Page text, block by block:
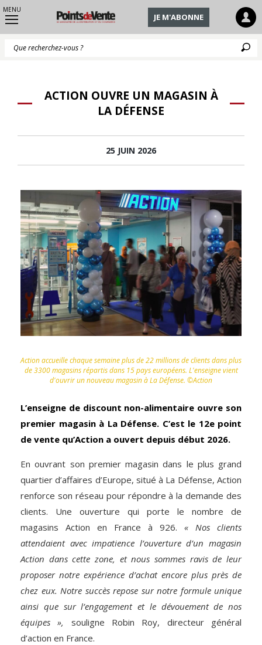
MENU
JE M'ABONNE
ACTION OUVRE UN MAGASIN À
LA DÉFENSE
25 JUIN 2026
Action accueille chaque semaine plus de 22 millions de clients dans plus
de 3300 magasins répartis dans 15 pays européens. L'enseigne vient
d'ouvrir un nouveau magasin à La Défense. ©Action
L’enseigne de discount non-alimentaire ouvre son
premier magasin à La Défense. C’est le 12e point
de vente qu’Action a ouvert depuis début 2026.
En ouvrant son premier magasin dans le plus grand
quartier d’affaires d’Europe, situé à La Défense, Action
renforce son réseau pour répondre à la demande des
clients. Une ouverture qui porte le nombre de
magasins Action en France à 926. « Nos clients
attendaient avec impatience l’ouverture d’un magasin
Action dans cette zone, et nous sommes ravis de leur
proposer notre expérience d’achat encore plus près de
chez eux. Notre succès repose sur notre formule unique
ainsi que sur l’engagement et le dévouement de nos
équipes »,
souligne Robin Roy, directeur général
d’action en France.